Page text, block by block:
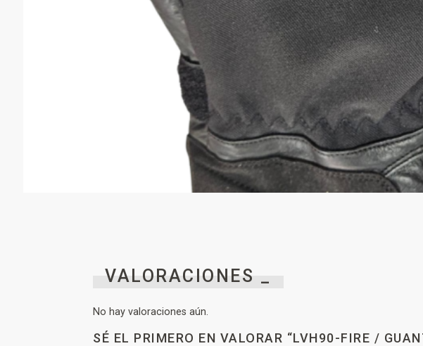
VALORACIONES _
No hay valoraciones aún.
SÉ EL PRIMERO EN VALORAR “LVH90-FIRE /